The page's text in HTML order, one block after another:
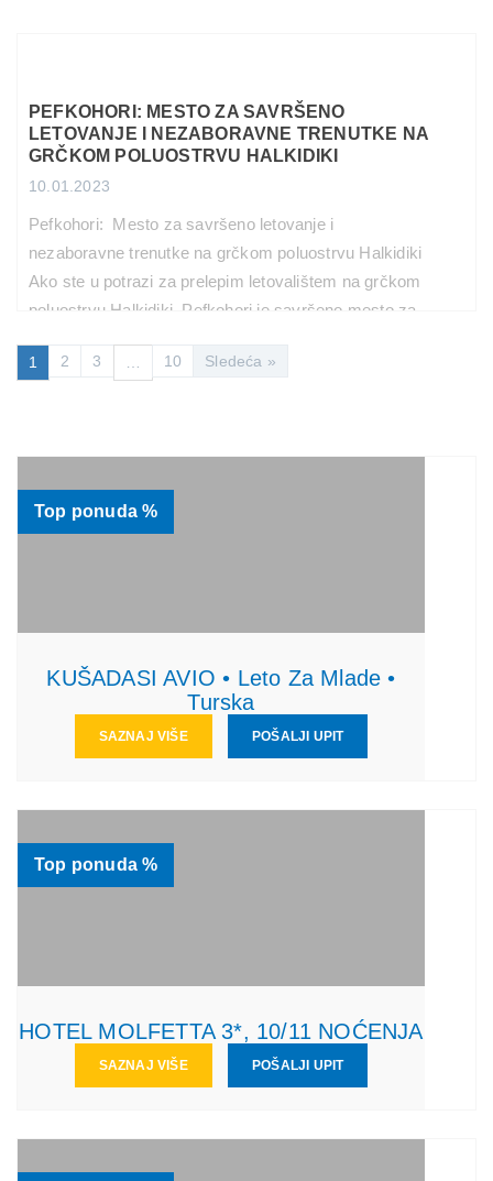
PEFKOHORI: MESTO ZA SAVRŠENO
LETOVANJE I NEZABORAVNE TRENUTKE NA
GRČKOM POLUOSTRVU HALKIDIKI
10.01.2023
Pefkohori: Mesto za savršeno letovanje i
nezaboravne trenutke na grčkom poluostrvu Halkidiki
Ako ste u potrazi za prelepim letovalištem na grčkom
poluostrvu Halkidiki, Pefkohori je savršeno mesto za
plažama koje su prekrivene sitnim belim peskom i
PROČITAJ VIŠE
1 2 3 10 Sledeća »
KUŠADASI AVIO • Leto Za Mlade •
Turska
SAZNAJ VIŠE POŠALJI UPIT
Top ponuda %
HOTEL MOLFETTA 3*, 10/11 NOĆENJA
SAZNAJ VIŠE POŠALJI UPIT
Top ponuda %